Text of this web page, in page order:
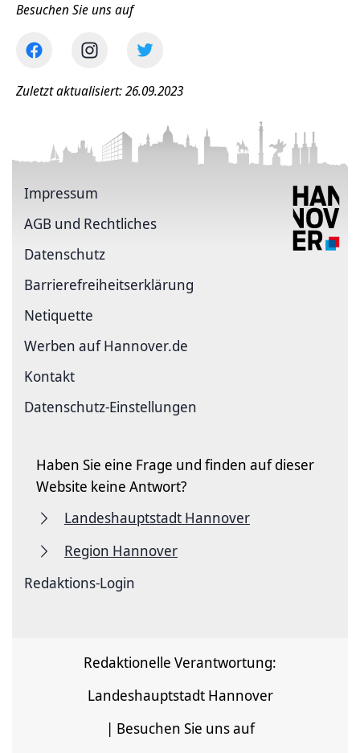
Besuchen Sie uns auf
Zuletzt aktualisiert: 26.09.2023
Impressum
AGB und Rechtliches
Datenschutz
Barriere­freiheits­erklärung
Netiquette
Werben auf Hannover.de
Kontakt
Datenschutz-Einstellungen
Haben Sie eine Frage und finden auf dieser
Website keine Antwort?
Landeshauptstadt Hannover
Region Hannover
Redaktions-Login
Redaktionelle Verantwortung:
Landeshauptstadt Hannover
| Besuchen Sie uns auf